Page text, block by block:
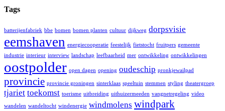
Tags
batterijenfabriek bbe bomen bomen planten cultuur dijkweg dorpsvisie
eemshaven energiecooperatie feestelijk fietstocht fruitpers gemeente
industrie interieur interview landschap leefbaarheid mer ontwikkeling ontwikkelingen
oostpolder open dagen opening oudeschip pronkjewailpad
provincie provincie groningen sinterklaas speeltuin stemmen styling theatergroep
tjariet toekomst toerisme uitbreiding uithuizermeeden vangnetregeling video
wandelen wandeltocht windenergie windmolens windpark